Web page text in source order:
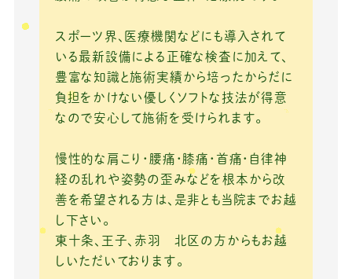
k
スポーツ界、医療機関などにも導入されて
いる最新設備による正確な検査に加えて、
豊富な知識と施術実績から培ったからだに
負担をかけない優しくソフトな技法が得意
なので安心して施術を受けられます。
慢性的な肩こり・腰痛・膝痛・首痛・自律神
経の乱れや姿勢の歪みなどを根本から改
善を希望される方は、是非とも当院までお越
し下さい。
東十条、王子、赤羽 北区の方からもお越
しいただいております。